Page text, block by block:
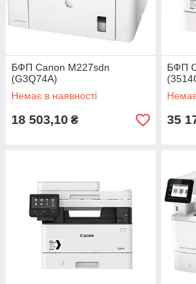
БФП Canon M227sdn
(G3Q74A)
Немає в наявності
18 503,10 ₴
БФП
35